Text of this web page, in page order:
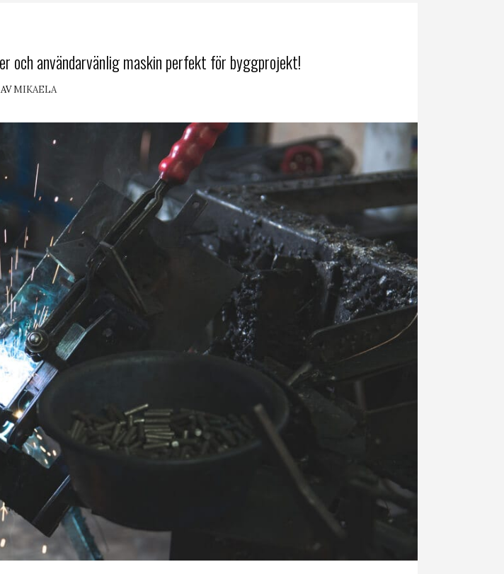
och användarvänlig maskin perfekt för byggprojekt!
AVMIKAELA